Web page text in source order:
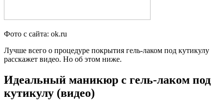
Фото с сайта: ok.ru
Лучше всего о процедуре покрытия гель-лаком под кутикулу
расскажет видео. Но об этом ниже.
Идеальный маникюр с гель-лаком под
кутикулу (видео)